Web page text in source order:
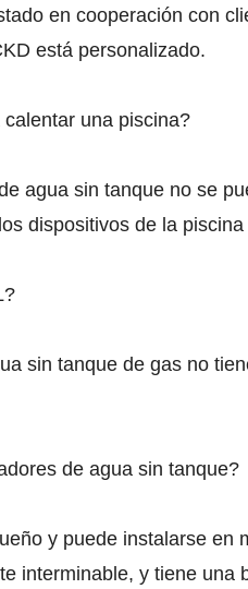
en cooperación con
está personalizado.
una piscina?
agua sin tanque no se
dispositivos de la
sin tanque de gas no
de agua sin tanque?
y puede instalarse
interminable, y tiene